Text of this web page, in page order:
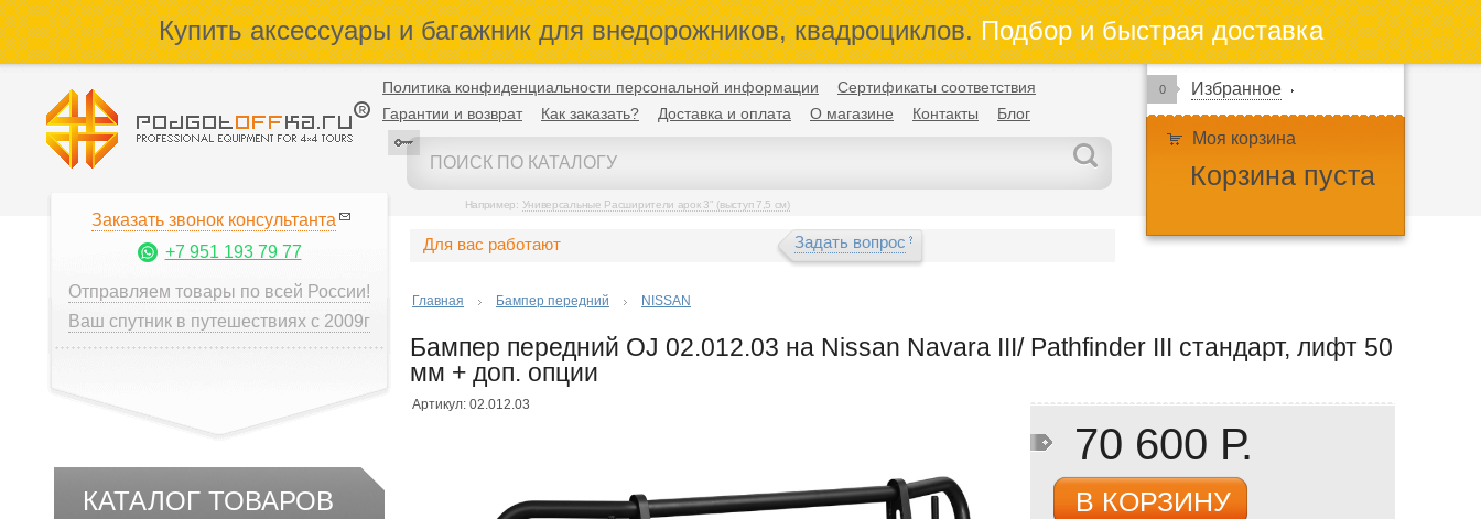
Купить аксессуары и багажник для внедорожников, квадроциклов.Подбор и быстрая доставка
Политика конфиденциальности персональной информации
Сертификаты соответствия
Гарантии и возврат
Как заказать? Доставка и оплата О магазине Контакты Блог
Например: Универсальные Расширители арок 3" (выступ 7,5 см)
0 Избранное
Моя корзина
Корзина пуста
Заказать звонок консультанта
+7 951 193 79 77
Отправляем товары по всей России!
Ваш спутник в путешествиях с 2009г
КАТАЛОГ ТОВАРОВ
Для вас работают Задать вопрос
Главная Бампер передний NISSAN
Бампер передний OJ 02.012.03 на Nissan Navara III/ Pathfinder III стандарт, лифт 50
мм + доп. опции
Артикул: 02.012.03
70 600 Р.
В КОРЗИНУ